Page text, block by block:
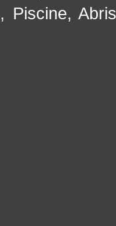
, Piscine,